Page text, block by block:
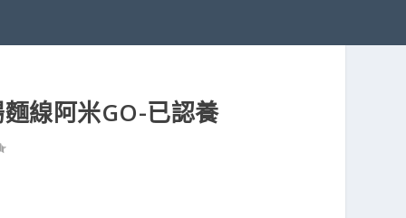
線阿米GO-已認養